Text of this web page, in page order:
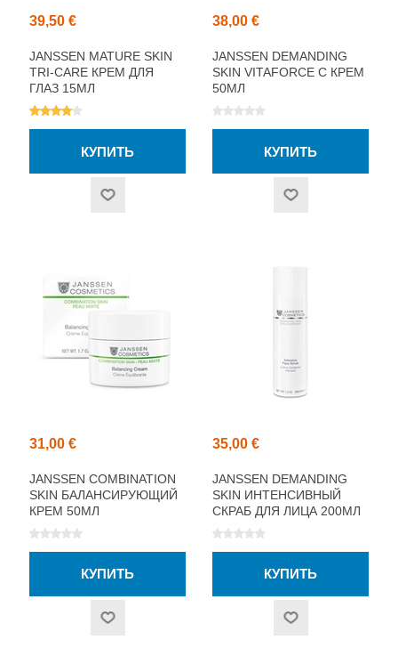
39,50 €
JANSSEN MATURE SKIN
TRI-CARE КРЕМ ДЛЯ
ГЛАЗ 15МЛ
38,00 €
JANSSEN DEMANDING
SKIN VITAFORCE C КРЕМ
50МЛ
31,00 €
JANSSEN COMBINATION
SKIN БАЛАНСИРУЮЩИЙ
КРЕМ 50МЛ
35,00 €
JANSSEN DEMANDING
SKIN ИНТЕНСИВНЫЙ
СКРАБ ДЛЯ ЛИЦА 200МЛ